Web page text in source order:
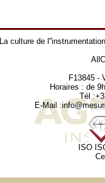
La culture de
F13845 -
Horaires : de
Tél
E-Mail :
ISO